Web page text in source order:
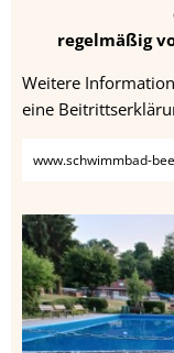
regelmäßig
Weitere
eine
www.schwimmbad-